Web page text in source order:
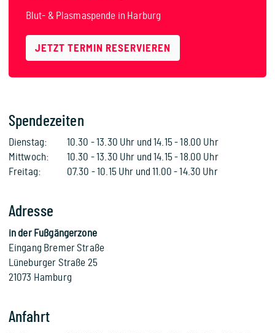
Blut- & Plasmaspende in Harburg
JETZT TERMIN RESERVIEREN
Spendezeiten
Dienstag:
10.30 - 13.30 Uhr und 14.15 - 18.00 Uhr
Mittwoch:
10.30 - 13.30 Uhr und 14.15 - 18.00 Uhr
Freitag:
07.30 - 10.15 Uhr und 11.00 - 14.30 Uhr
Adresse
in der Fußgängerzone
Eingang Bremer Straße
Lüneburger Straße 25
21073 Hamburg
Anfahrt